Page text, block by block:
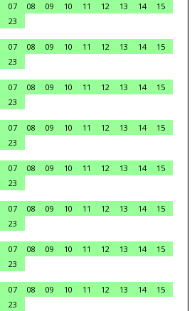
07 08 09 10 11 12 13 14
15
23
07 08 09 10 11 12 13 14
15
23
07 08 09 10 11 12 13 14
15
23
07 08 09 10 11 12 13 14
15
23
07 08 09 10 11 12 13 14
15
23
07 08 09 10 11 12 13 14
15
23
07 08 09 10 11 12 13 14
15
23
07 08 09 10 11 12 13 14
15
23